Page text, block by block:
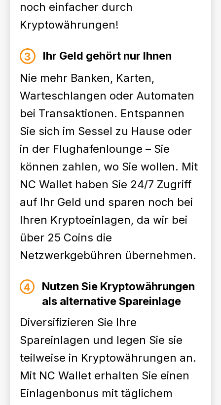
noch einfacher durch
Kryptowährungen!
Ihr Geld gehört nur Ihnen
Nie mehr Banken, Karten,
Warteschlangen oder Automaten
bei Transaktionen. Entspannen
Sie sich im Sessel zu Hause oder
in der Flughafenlounge – Sie
können zahlen, wo Sie wollen. Mit
NC Wallet haben Sie 24/7 Zugriff
auf Ihr Geld und sparen noch bei
Ihren Kryptoeinlagen, da wir bei
über 25 Coins die
Netzwerkgebühren übernehmen.
Nutzen Sie Kryptowährungen
als alternative Spareinlage
Diversifizieren Sie Ihre
Spareinlagen und legen Sie sie
teilweise in Kryptowährungen an.
Mit NC Wallet erhalten Sie einen
Einlagenbonus mit täglichem